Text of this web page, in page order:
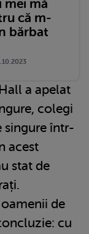
mei mă
că m-
bărbat
a apelat
colegi
singure într-
acest
stat de
de
cu